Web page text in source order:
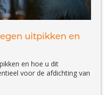
uitpikken en
en hoe u dit
voor de afdichting van